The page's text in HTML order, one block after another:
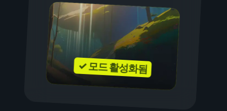
✓ 모드 활성화됨